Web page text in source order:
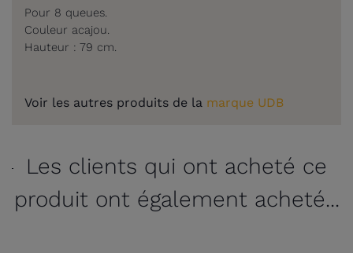
Pour 8 queues.
Couleur acajou.
Hauteur : 79 cm.
Voir les autres produits de la marque UDB
Les clients qui ont acheté ce
produit ont également acheté...